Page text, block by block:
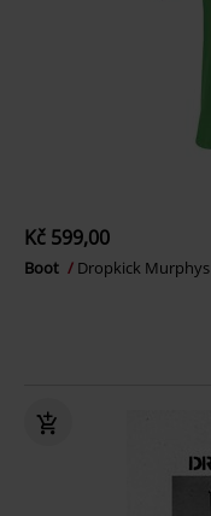
Kč 599,00
Boot Dropkick Murphys